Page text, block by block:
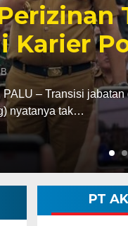
Karier
– Transisi
nyatanya tak…
PT